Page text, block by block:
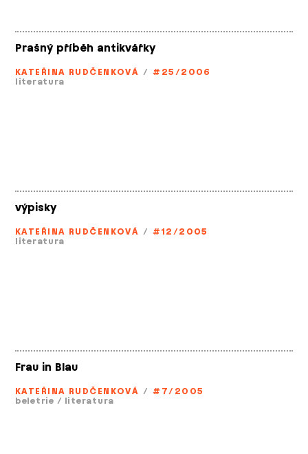
Prašný příběh antikvářky
KATEŘINA RUDČENKOVÁ / #25/2006
literatura
výpisky
KATEŘINA RUDČENKOVÁ / #12/2005
literatura
Frau in Blau
KATEŘINA RUDČENKOVÁ / #7/2005
beletrie / literatura